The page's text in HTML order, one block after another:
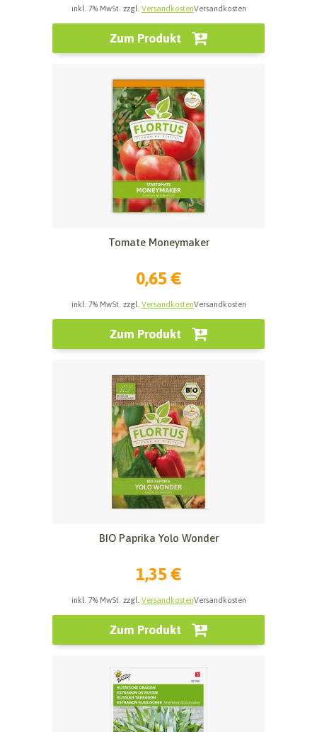
inkl. 7% MwSt. zzgl. VersandkostenVersandkosten
Zum Produkt
Tomate Moneymaker
0,65 €
inkl. 7% MwSt. zzgl. VersandkostenVersandkosten
Zum Produkt
BIO Paprika Yolo Wonder
1,35 €
inkl. 7% MwSt. zzgl. VersandkostenVersandkosten
Zum Produkt